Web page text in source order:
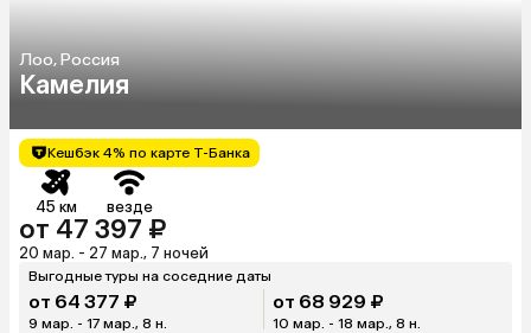
Лоо, Россия
Камелия
Кешбэк 4% по карте Т-Банка
45 км везде
от 47 397 ₽
20 мар. - 27 мар., 7 ночей
Выгодные туры на соседние даты
от 64 377 ₽
9 мар. - 17 мар., 8 н.
от 68 929 ₽
10 мар. - 18 мар., 8 н.